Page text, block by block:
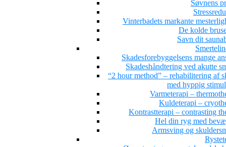
Søvnens
Vinterbadets markante
De kolde
Savn dit
Skadesforebyggelsens mange
Skadeshåndtering ved akutte
“2 hour method” – rehabilitering af
med hyppig
Varmeterapi –
Kuldeterapi –
Kontrastterapi – contrasting
Hel din ryg med
Armsving og